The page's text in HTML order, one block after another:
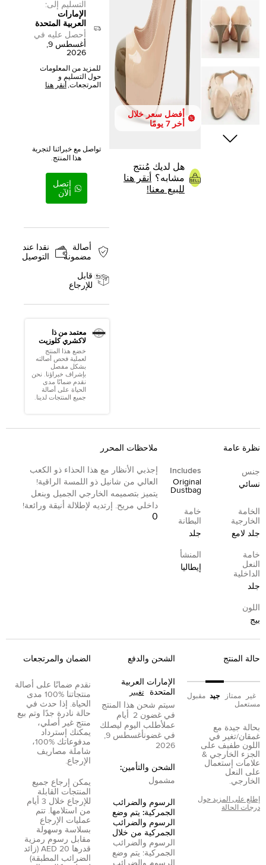
أفضل سعر خلال
أخر 7 يومًا
هل لديك مُنتج
مشابه؟
أنقر هنا
للبيع معنا!
التسليم إلى:
الإمارات
العربية المتحدة
أحصل عليه في
أغسطس 9,
2026
للمزيد من المعلومات
حول التسليم و
المرتجعات, أنقر هنا
تواصل مع خبرائنا لتجربة
هذا المنتج.
إتصل
الآن
أصالة
مضمونة
نقدا عند
التوصيل
قابل
للإرجاع
معتمد من ذا
لاكشري كلوزيت
خضع هذا المنتج
لعملية فحص أصالته
بشكل مفصل
بإشراف خبراؤنا. نحن
نقدم ضمانًا مدى
الحياة على أصالة
جميع المنتجات لدينا.
نظرة عامة
جنس
نسائي
Includes
Original
Dustbag
الخامة
الخارجية
جلد لامع
خامة
البطانة
جلد
خامة
النعل
الداخلية
جلد
المنشأ
إيطاليا
اللون
بيج
ملاحظات المحرر
إجذبي الأنظار مع هذا الحذاء ذو الكعب
العالي من شانيل ذو اللمسة الراقية!
يتميز بتصميمه الخارجي الجميل وبنعل
داخلي مريح. إرتديه لإطلالة أنيقة ورائعة!
0
حالة المنتج
غير
مستعمل
ممتاز جيد مقبول
بحالة جيدة مع
غمقان/تغير في
اللون طفيف على
الجزء الخارجي &
علامات إستعمال
على النعل
الخارجي.
إطلع على المزيد حول
درجات الحالة
الشحن والدفع
الإمارات العربية
المتحدة
تغيير
سيتم شحن هذا المنتج
في غضون 2
أيام
عملأطلب اليوم ليصلك
في غضون
أغسطس 9,
2026
الشحن والتأمين:
مشمول
الرسوم والضرائب
الجمركية: يتم وضع
الرسوم والضرائب
الجمركية من خلال
الرسوم والضرائب
الجمركية: يتم وضع
الرسوم والضرائب
الضمان والمرتجعات
نقدم ضمانًا على أصالة
منتجاتنا %100 مدى
الحياة. إذا حدث في
حالة نادرة جدًا وتم بيع
منتج غير أصلي،
يمكنك إسترداد
مدفوعاتك %100،
شاملة مصاريف
الإرجاع.
يمكن إرجاع جميع
المنتجات القابلة
للإرجاع خلال 3 أيام
من استلامها. تتم
عمليات الإرجاع
بسلاسة وسهولة
مقابل رسوم رمزية
قدرها 20 AED (زائد
الضرائب المطبقة)